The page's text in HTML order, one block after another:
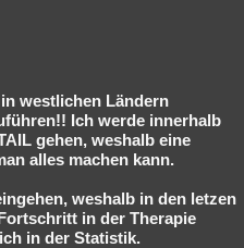
westlichen Ländern
Ich werde innerhalb
gehen, weshalb eine
alles machen kann.
weshalb in den letzen
in der Therapie
in der Statistik.